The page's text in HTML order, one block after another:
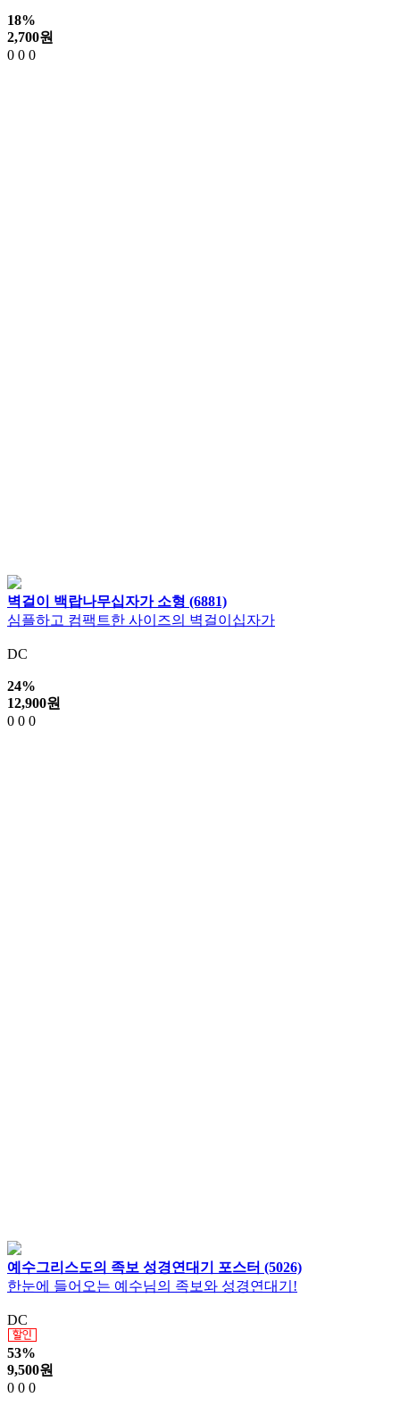
18%
2,700원
0 0 0
벽걸이 백랍나무십자가 소형 (6881)
심플하고 컴팩트한 사이즈의 벽걸이십자가
DC
24%
12,900원
0 0 0
예수그리스도의 족보 성경연대기 포스터 (5026)
한눈에 들어오는 예수님의 족보와 성경연대기!
DC
53%
9,500원
0 0 0